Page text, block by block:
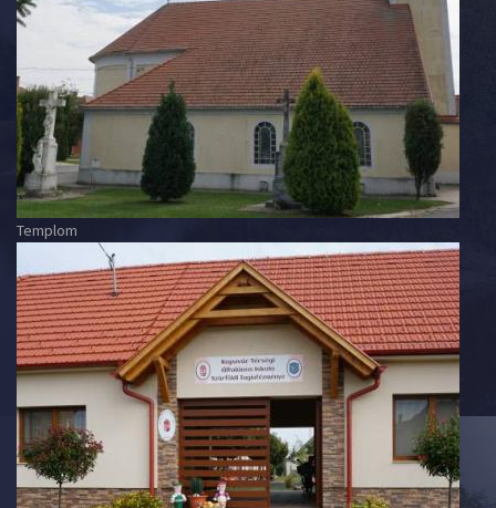
Templom